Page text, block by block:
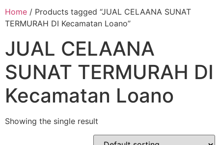
Home / Products tagged “JUAL CELAANA SUNAT
TERMURAH DI Kecamatan Loano”
JUAL CELAANA
SUNAT TERMURAH DI
Kecamatan Loano
Showing the single result